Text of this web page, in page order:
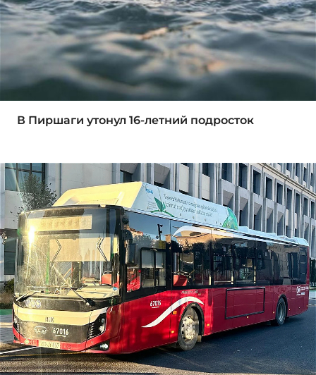
В Пиршаги утонул 16-летний подросток